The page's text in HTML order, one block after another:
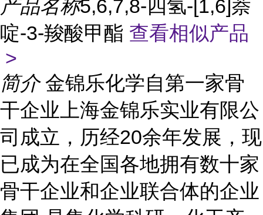
产品名称5,6,7,8-四氢-[1,6]萘
啶-3-羧酸甲酯 查看相似产品
>
简介 金锦乐化学自第一家骨
干企业上海金锦乐实业有限公
司成立，历经20余年发展，现
已成为在全国各地拥有数十家
骨干企业和企业联合体的企业